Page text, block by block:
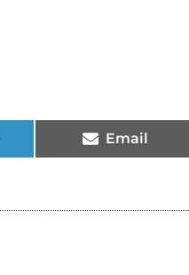
Email